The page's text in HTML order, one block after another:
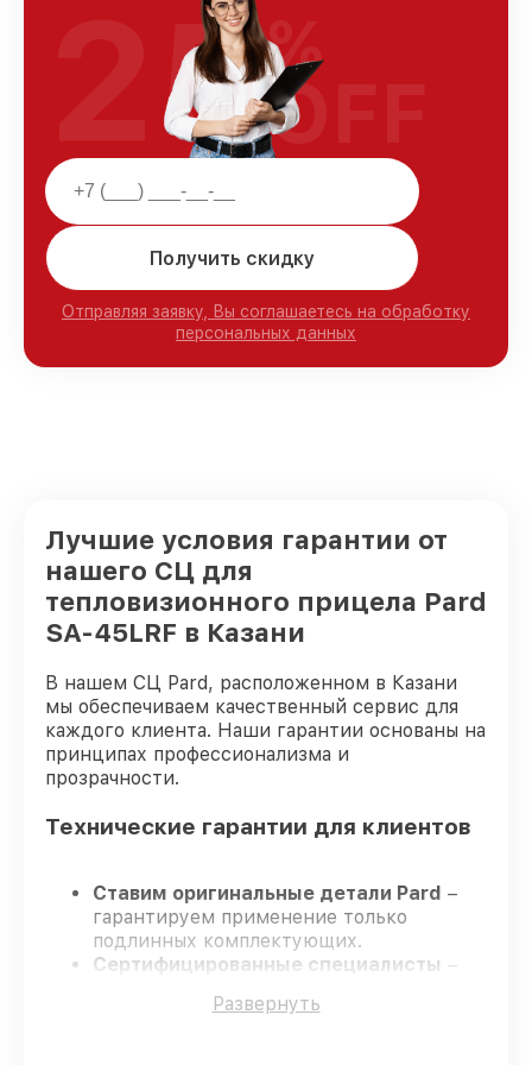
Получить скидку
Отправляя заявку, Вы соглашаетесь на обработку
персональных данных
25%
OFF
Лучшие условия гарантии от
нашего СЦ для
тепловизионного прицела Pard
SA-45LRF в Казани
В нашем СЦ Pard, расположенном в Казани
мы обеспечиваем качественный сервис для
каждого клиента. Наши гарантии основаны на
принципах профессионализма и
прозрачности.
Технические гарантии для клиентов
Ставим оригинальные детали Pard –
гарантируем применение только
подлинных комплектующих.
Сертифицированные специалисты –
гарантирует качество выполняемых
Развернуть